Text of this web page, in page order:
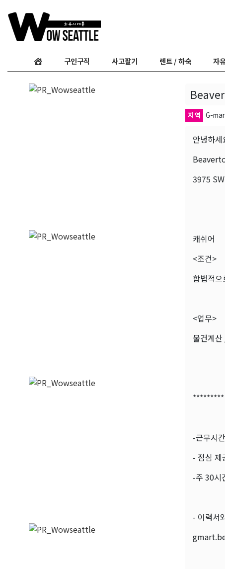
구인구직 사고팔기 렌트 / 하숙 자
지역 G-
안녕하세
3975
캐쉬어
<조건>
합법적
<업무>
물건계
*********
-근무시
- 점심 제
-주 30시
- 이력서